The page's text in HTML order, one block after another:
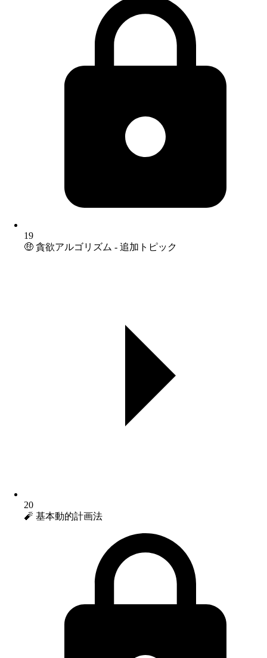
19
🤑 貪欲アルゴリズム - 追加トピック
20
🧨 基本動的計画法